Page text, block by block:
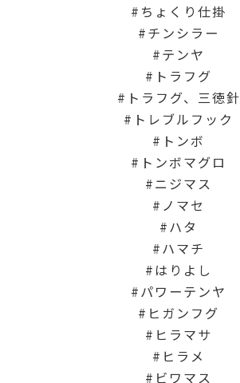
ちょくり仕掛
チンシラー
テンヤ
トラフグ
トラフグ、三徳針
トレブルフック
トンボ
トンボマグロ
ニジマス
ノマセ
ハタ
ハマチ
はりよし
パワーテンヤ
ヒガンフグ
ヒラマサ
ヒラメ
ビワマス